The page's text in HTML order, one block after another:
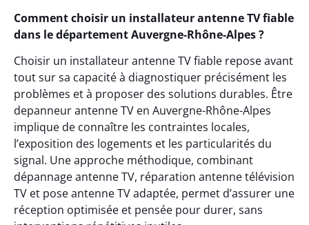
Comment choisir un installateur antenne TV fiable
dans le département Auvergne-Rhône-Alpes ?
Choisir un installateur antenne TV fiable repose avant
tout sur sa capacité à diagnostiquer précisément les
problèmes et à proposer des solutions durables. Être
depanneur antenne TV en Auvergne-Rhône-Alpes
implique de connaître les contraintes locales,
l’exposition des logements et les particularités du
signal. Une approche méthodique, combinant
dépannage antenne TV, réparation antenne télévision
TV et pose antenne TV adaptée, permet d’assurer une
réception optimisée et pensée pour durer, sans